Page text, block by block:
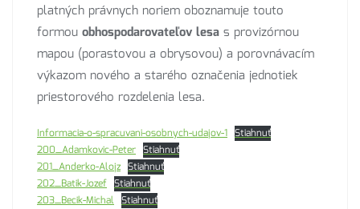
platných právnych noriem oboznamuje touto
formou obhospodarovateľov lesa s provizórnou
mapou (porastovou a obrysovou) a porovnávacím
výkazom nového a starého označenia jednotiek
priestorového rozdelenia lesa.
Informacia-o-spracuvani-osobnych-udajov-1 Stiahnuť
200_Adamkovic-Peter Stiahnuť
201_Anderko-Alojz Stiahnuť
202_Batik-Jozef Stiahnuť
203_Becik-Michal Stiahnuť